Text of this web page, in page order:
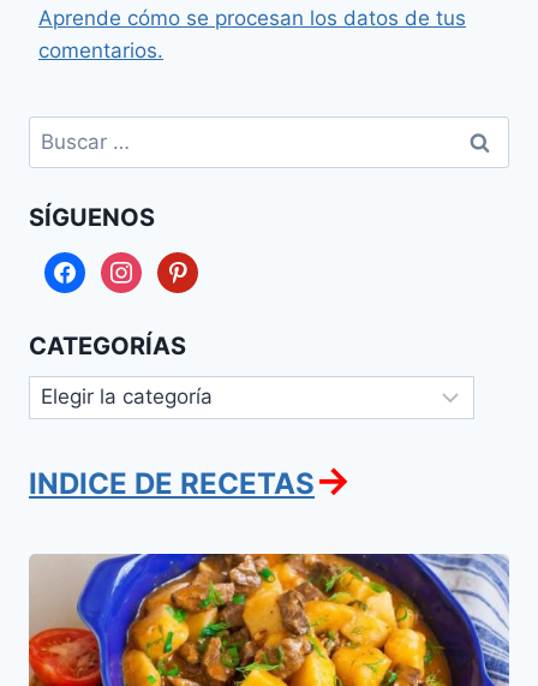
Aprende cómo se procesan los datos de tus
comentarios.
Buscar:
SÍGUENOS
facebookinstagrampinterest
CATEGORÍAS
Categorías
INDICE DE RECETAS→
Yarkoie
Sharkoie